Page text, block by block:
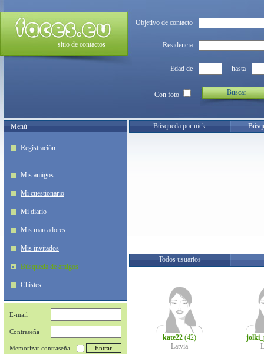
sitio de contactos
Objetivo de contacto
Residencia
Edad de hasta
Con foto Buscar
Menú
Registración
Mis amigos
Mi cuestionario
Mi diario
Mis marcadores
Mis invitados
Búsqueda de amigos
Chistes
E-mail
Contraseña
Memorizar contraseña
Búsqueda por nick
Todos usuarios
kate22 (42)
Latvia